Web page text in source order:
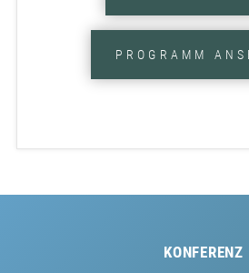
PROGRAMM
KONFERENZ